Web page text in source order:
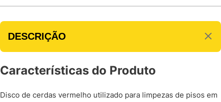
DESCRIÇÃO
Características do Produto
Disco de cerdas vermelho utilizado para limpezas de pisos em